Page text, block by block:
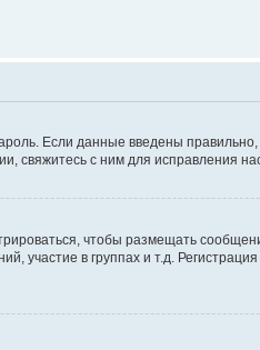
Если данные введены
свяжитесь с ним для исправления
чтобы размещать
в группах и т.д.